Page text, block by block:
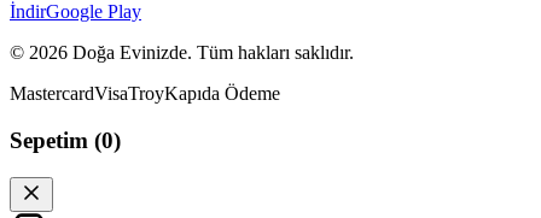
İndirGoogle Play
© 2026 Doğa Evinizde. Tüm hakları saklıdır.
MastercardVisaTroyKapıda Ödeme
Sepetim (0)